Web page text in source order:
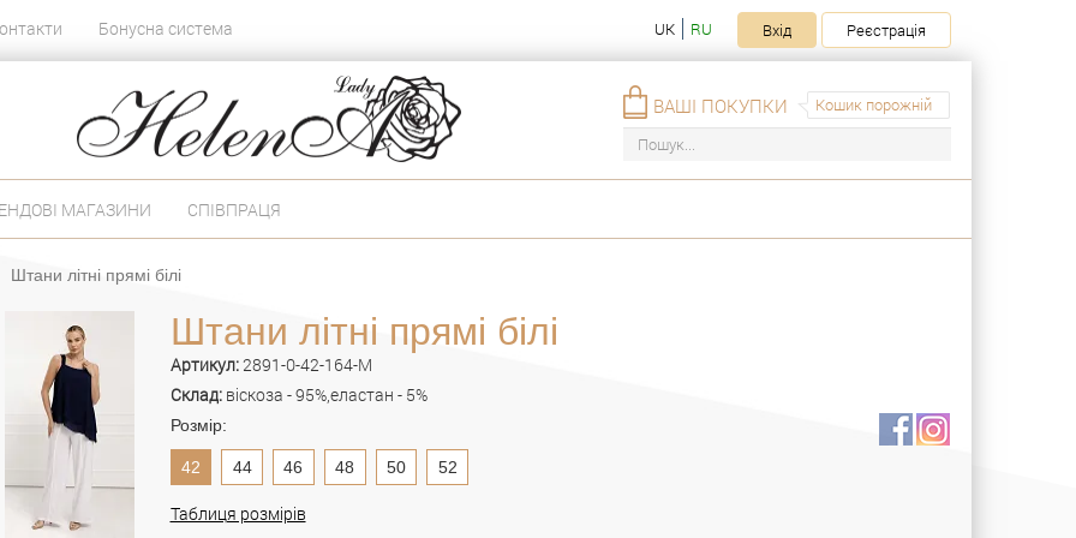
Бонусна система UK RU Вхід Реєстрація
Кошик порожній
ВАШІ ПОКУПКИ
МАГАЗИНИ СПІВПРАЦЯ
Штани літні прямі білі
Штани літні прямі білі
Артикул:2891-0-42-164-M
Склад: віскоза - 95%,еластан - 5%
Розмір:
42 44 46 48 50 52
Таблиця розмірів